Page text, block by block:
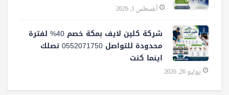
أغسطس 1, 2026
شركة كلين لايف بمكة خصم 40% لفترة
محدودة للتواصل 0552071750 نصلك
اينما كنت
يوليو 26, 2026